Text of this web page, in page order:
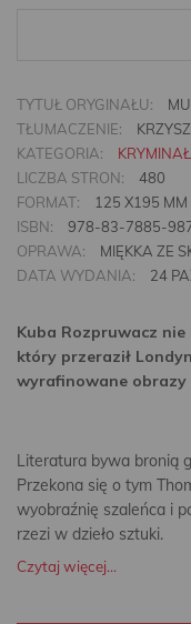
TYTUŁ ORYGINAŁU:
TŁUMACZENIE:
KATEGORIA:
LICZBA STRON:
480
FORMAT:
125 X195 MM
ISBN:
978-83-7885-
OPRAWA:
MIĘKKA ZE
DATA WYDANIA:
24
Kuba Rozpruwacz nie
który przeraził
wyrafinowane obrazy
Literatura bywa bronią
Przekona się o tym
wyobraźnię szaleńca i
rzezi w dzieło sztuki.
Czytaj więcej...